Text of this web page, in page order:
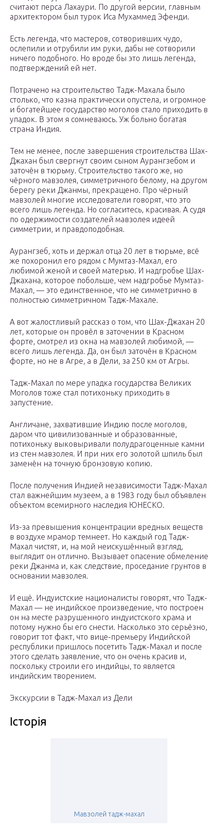
считают перса Лахаури. По другой версии, главным
архитектором был турок Иса Мухаммед Эфенди.
Есть легенда, что мастеров, сотворивших чудо,
ослепили и отрубили им руки, дабы не сотворили
ничего подобного. Но вроде бы это лишь легенда,
подтверждений ей нет.
Потрачено на строительство Тадж-Махала было
столько, что казна практически опустела, и огромное
и богатейшее государство моголов стало приходить в
упадок. В этом я сомневаюсь. Уж больно богатая
страна Индия.
Тем не менее, после завершения строительства Шах-
Джахан был свергнут своим сыном Аурангзебом и
заточён в тюрьму. Строительство такого же, но
чёрного мавзолея, симметричного белому, на другом
берегу реки Джанмы, прекращено. Про чёрный
мавзолей многие исследователи говорят, что это
всего лишь легенда. Но согласитесь, красивая. А судя
по одержимости создателей мавзолея идеей
симметрии, и правдоподобная.
Аурангзеб, хоть и держал отца 20 лет в тюрьме, всё
же похоронил его рядом с Мумтаз-Махал, его
любимой женой и своей матерью. И надгробье Шах-
Джахана, которое побольше, чем надгробье Мумтаз-
Махал, — это единственное, что не симметрично в
полностью симметричном Тадж-Махале.
А вот жалостливый рассказ о том, что Шах-Джахан 20
лет, которые он провёл в заточении в Красном
форте, смотрел из окна на мавзолей любимой, —
всего лишь легенда. Да, он был заточён в Красном
форте, но не в Агре, а в Дели, за 250 км от Агры.
Тадж-Махал по мере упадка государства Великих
Моголов тоже стал потихоньку приходить в
запустение.
Англичане, захватившие Индию после моголов,
даром что цивилизованные и образованные,
потихоньку выковыривали полудрагоценные камни
из стен мавзолея. И при них его золотой шпиль был
заменён на точную бронзовую копию.
После получения Индией независимости Тадж-Махал
стал важнейшим музеем, а в 1983 году был объявлен
объектом всемирного наследия ЮНЕСКО.
Из-за превышения концентрации вредных веществ
в воздухе мрамор темнеет. Но каждый год Тадж-
Махал чистят, и, на мой неискушённый взгляд,
выглядит он отлично. Вызывает опасение обмеление
реки Джанма и, как следствие, проседание грунтов в
основании мавзолея.
И ещё. Индуистские националисты говорят, что Тадж-
Махал — не индийское произведение, что построен
он на месте разрушенного индуистского храма и
потому нужно бы его снести. Насколько это серьёзно,
говорит тот факт, что вице-премьеру Индийской
республики пришлось посетить Тадж-Махал и после
этого сделать заявление, что он очень красив и,
поскольку строили его индийцы, то является
индийским творением.
Экскурсии в Тадж-Махал из Дели
Історія
Мавзолей тадж-махал